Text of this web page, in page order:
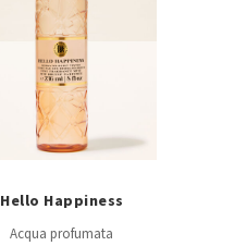
Hello Happiness
Acqua profumata